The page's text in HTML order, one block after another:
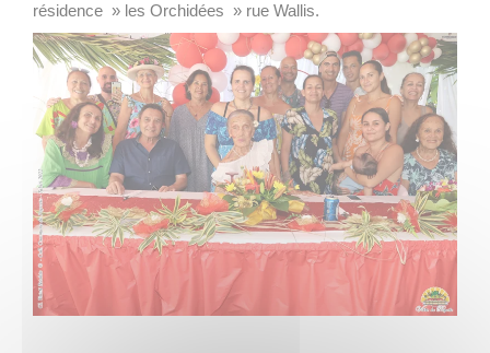
résidence » les Orchidées » rue Wallis.